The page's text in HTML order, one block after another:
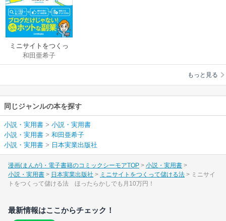
ミニサイトをつくっ
て儲ける法
和田亜希子
もっと見る
同じジャンルの本を探す
小説・実用書 > 小説・実用書
小説・実用書 > 和田亜希子
小説・実用書 > 日本実業出版社
漫画(まんが)・電子書籍のコミックシーモアTOP
小説・実用書
小説・実用書
日本実業出版社 ミニサイトをつくって儲ける法
ミニサイ
トをつくって儲ける法 ほったらかしでも月10万円！
最新情報はここからチェック！